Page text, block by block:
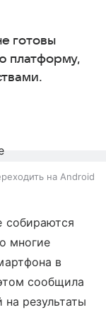
готовы
платформу,
на Android
собираются
многие
в
сообщила
результаты